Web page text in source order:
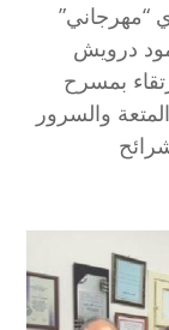
“مهرجاني”
معهد محمود درويش
بمسرح
والسرور